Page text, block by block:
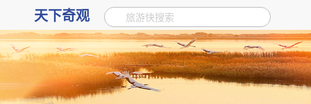
天下奇观 旅游快搜索